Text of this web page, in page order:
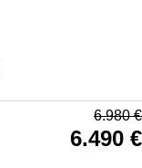
6.980€
6.490 €